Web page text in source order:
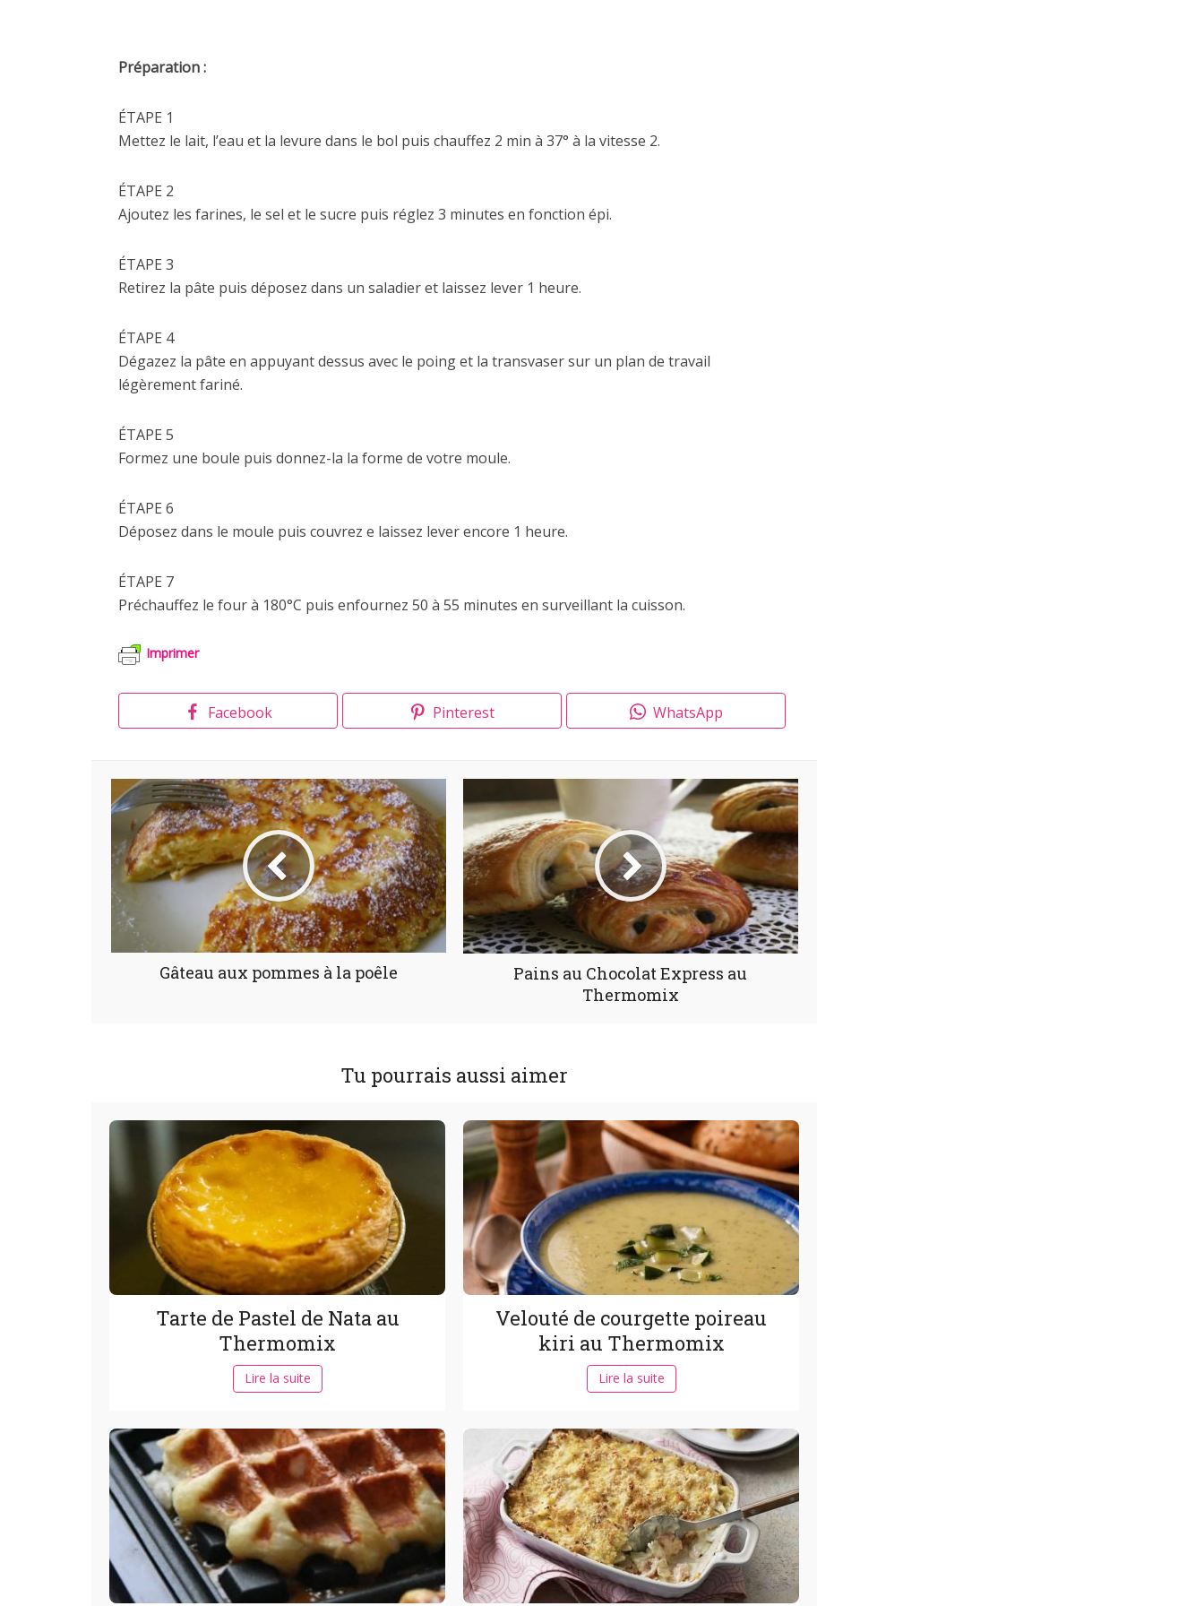
Préparation :
ÉTAPE 1
Mettez le lait, l’eau et la levure dans le bol puis chauffez 2 min à 37° à la vitesse 2.
ÉTAPE 2
Ajoutez les farines, le sel et le sucre puis réglez 3 minutes en fonction épi.
ÉTAPE 3
Retirez la pâte puis déposez dans un saladier et laissez lever 1 heure.
ÉTAPE 4
Dégazez la pâte en appuyant dessus avec le poing et la transvaser sur un plan de travail
légèrement fariné.
ÉTAPE 5
Formez une boule puis donnez-la la forme de votre moule.
ÉTAPE 6
Déposez dans le moule puis couvrez e laissez lever encore 1 heure.
ÉTAPE 7
Préchauffez le four à 180°C puis enfournez 50 à 55 minutes en surveillant la cuisson.
Imprimer
Facebook Pinterest WhatsApp
Gâteau aux pommes à la poêle
Pains au Chocolat Express au
Thermomix
Tu pourrais aussi aimer
Tarte de Pastel de Nata au
Thermomix
Lire la suite
Velouté de courgette poireau
kiri au Thermomix
Lire la suite